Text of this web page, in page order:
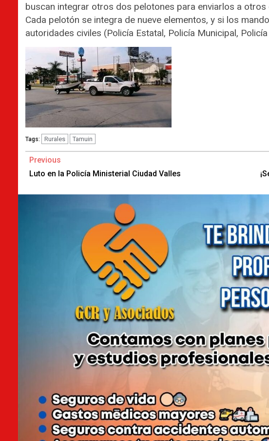
buscan integrar otros dos pelotones para enviarlos a otros
Cada pelotón se integra de nueve elementos, y si los
autoridades civiles (Policía Estatal, Policía Municipal,
Tags: Rurales Tamuin
Continue
Reading
Previous
Luto en la Policía Ministerial Ciudad Valles